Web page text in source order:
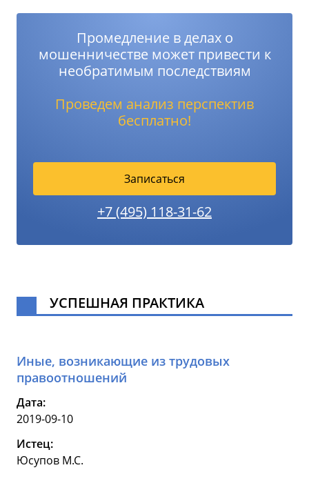
Промедление в делах о
мошенничестве может привести к
необратимым последствиям
Проведем анализ перспектив
бесплатно!
Записаться
+7 (495) 118-31-62
УСПЕШНАЯ ПРАКТИКА
Иные, возникающие из трудовых
правоотношений
Дата:
2019-09-10
Истец:
Юсупов М.С.